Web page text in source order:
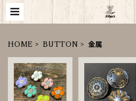
HOME BUTTON 金属